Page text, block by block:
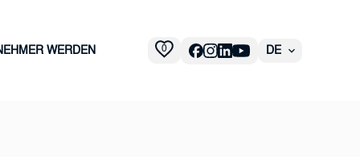
WERDEN 0 DE